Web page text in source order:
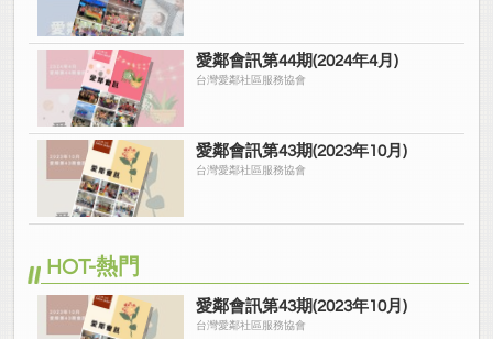
愛鄰會訊第44期(2024年4月)
台灣愛鄰社區服務協會
愛鄰會訊第43期(2023年10月)
台灣愛鄰社區服務協會
HOT-熱門
愛鄰會訊第43期(2023年10月)
台灣愛鄰社區服務協會